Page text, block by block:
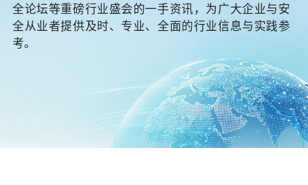
培训
全论坛等重磅行业盛会的一手资讯，为广大企业与安
全从业者提供及时、专业、全面的行业信息与实践参
考。